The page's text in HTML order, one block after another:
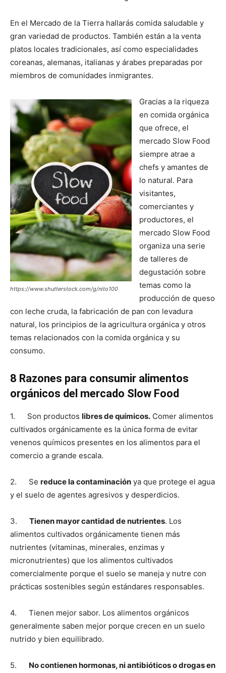
En el Mercado de la Tierra hallarás comida saludable y
gran variedad de productos. También están a la venta
platos locales tradicionales, así como especialidades
coreanas, alemanas, italianas y árabes preparadas por
miembros de comunidades inmigrantes.
https://www.shutterstock.com/g/nito100
Gracias a la riqueza
en comida orgánica
que ofrece, el
mercado Slow Food
siempre atrae a
chefs y amantes de
lo natural. Para
visitantes,
comerciantes y
productores, el
mercado Slow Food
organiza una serie
de talleres de
degustación sobre
temas como la
producción de queso
con leche cruda, la fabricación de pan con levadura
natural, los principios de la agricultura orgánica y otros
temas relacionados con la comida orgánica y su
consumo.
8 Razones para consumir alimentos
orgánicos del mercado Slow Food
1. Son productos libres de químicos. Comer alimentos
cultivados orgánicamente es la única forma de evitar
venenos químicos presentes en los alimentos para el
comercio a grande escala.
2. Se reduce la contaminación ya que protege el agua
y el suelo de agentes agresivos y desperdicios.
3. Tienen mayor cantidad de nutrientes. Los
alimentos cultivados orgánicamente tienen más
nutrientes (vitaminas, minerales, enzimas y
micronutrientes) que los alimentos cultivados
comercialmente porque el suelo se maneja y nutre con
prácticas sostenibles según estándares responsables.
4. Tienen mejor sabor. Los alimentos orgánicos
generalmente saben mejor porque crecen en un suelo
nutrido y bien equilibrado.
5. No contienen hormonas, ni antibióticos o drogas en